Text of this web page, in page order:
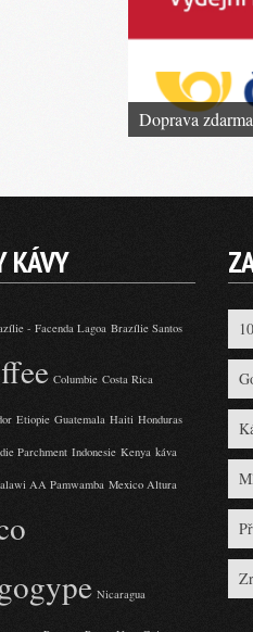
Doprava zdarma
KÁVY
- Facenda Lagoa Brazílie Santos
Columbie Costa Rica
Etiopie Guatemala Haiti Honduras
Parchment Indonesie Kenya káva
AA Pamwamba Mexico Altura
Nicaragua